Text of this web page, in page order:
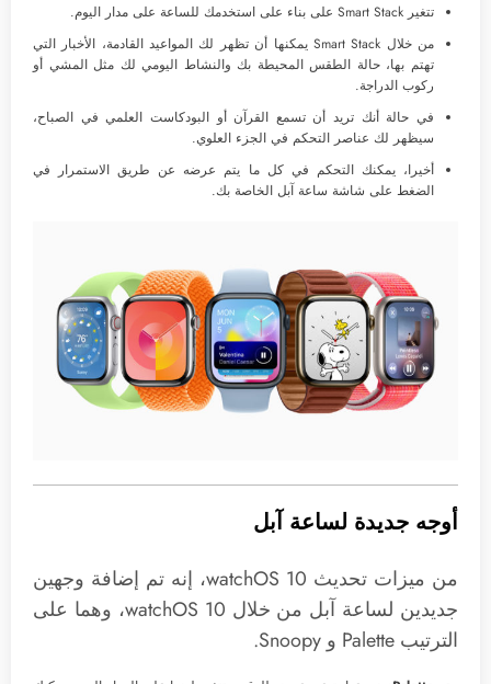
تتغير Smart Stack على بناء على استخدمك للساعة على مدار اليوم.
من خلال Smart Stack يمكنها أن تظهر لك المواعيد القادمة، الأخبار التي
تهتم بها، حالة الطقس المحيطة بك والنشاط اليومي لك مثل المشي أو
ركوب الدراجة.
في حالة أنك تريد أن تسمع القرآن أو البودكاست العلمي في الصباح،
سيظهر لك عناصر التحكم في الجزء العلوي.
أخيرا، يمكنك التحكم في كل ما يتم عرضه عن طريق الاستمرار في
الضغط على شاشة ساعة آبل الخاصة بك.
أوجه جديدة لساعة آبل
من ميزات تحديث watchOS 10، إنه تم إضافة وجهين
جديدين لساعة آبل من خلال watchOS 10، وهما على
الترتيب Palette و Snoopy.